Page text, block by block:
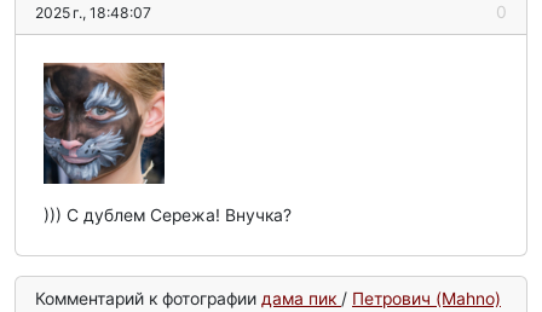
2025 г., 18:48:07
0
))) С дублем Сережа! Внучка?
Комментарий к фотографии дама пик / Петрович (Mahno)